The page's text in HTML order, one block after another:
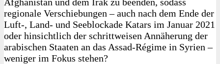
regionale Verschiebungen – auch nach dem Ende der
Luft‑, Land- und Seeblockade Katars im Januar 2021
oder hinsichtlich der schrittweisen Annäherung der
arabischen Staaten an das Assad-Régime in Syrien –
weniger im Fokus stehen?